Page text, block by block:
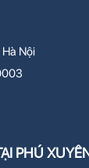
Nội
PHÚ